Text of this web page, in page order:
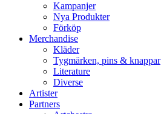
Kampanjer
Nya Produkter
Förköp
Merchandise
Kläder
Tygmärken, pins & knappar
Literature
Diverse
Artister
Partners